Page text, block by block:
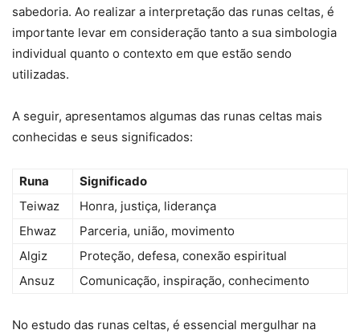
sabedoria. Ao realizar a interpretação das runas celtas, é
importante levar em consideração tanto a sua simbologia
individual quanto o contexto em que estão sendo
utilizadas.
A seguir, apresentamos algumas das runas celtas mais
conhecidas e seus significados:
Runa
Significado
Teiwaz
Honra, justiça, liderança
Ehwaz
Parceria, união, movimento
Algiz
Proteção, defesa, conexão espiritual
Ansuz
Comunicação, inspiração, conhecimento
No estudo das runas celtas, é essencial mergulhar na